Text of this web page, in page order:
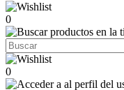
0
0